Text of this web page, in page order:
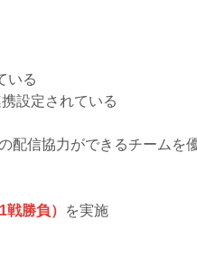
いる
設定されている
配信協力ができるチームを
勝負）
を実施